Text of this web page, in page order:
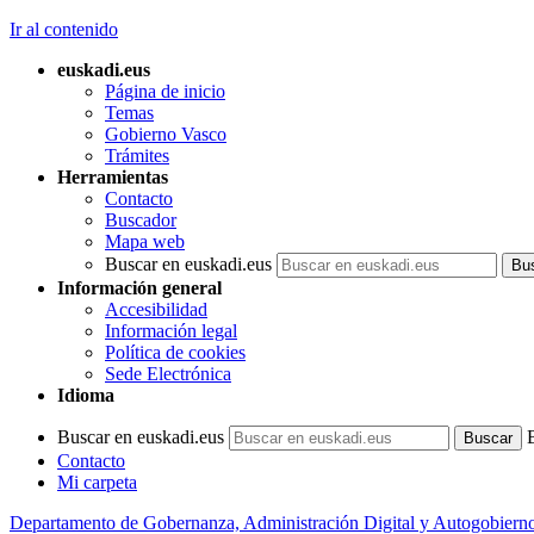
Ir al contenido
euskadi.eus
Página de inicio
Temas
Gobierno Vasco
Trámites
Herramientas
Contacto
Buscador
Mapa web
Buscar en euskadi.eus
Información general
Accesibilidad
Información legal
Política de cookies
Sede Electrónica
Idioma
Buscar en euskadi.eus
Contacto
Mi carpeta
Departamento de Gobernanza, Administración Digital y